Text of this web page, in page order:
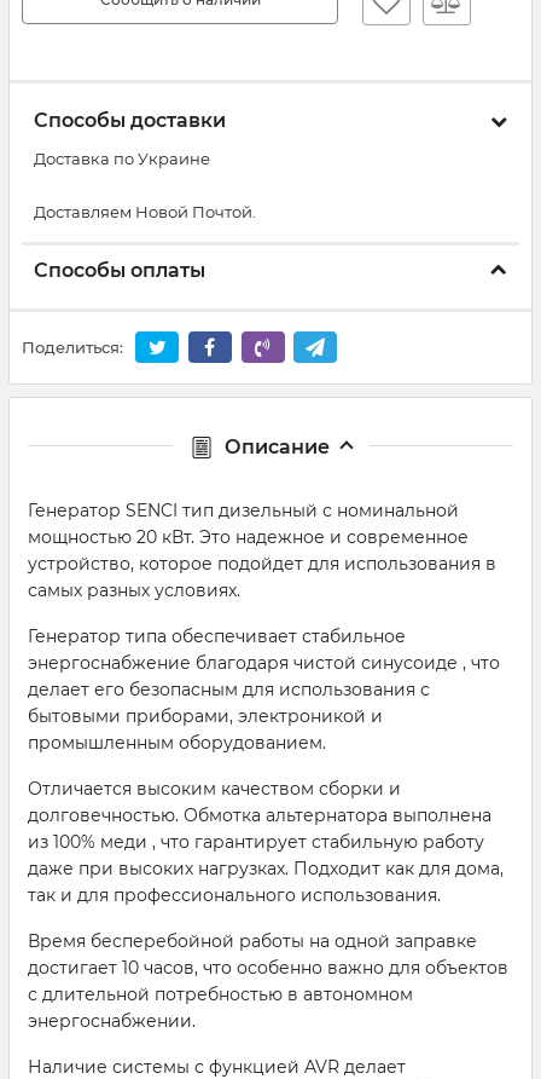
Способы доставки
Доставка по Украине
Доставляем Новой Почтой.
Способы оплаты
Поделиться:
Описание
Генератор SENCI тип дизельный с номинальной
мощностью 20 кВт. Это надежное и современное
устройство, которое подойдет для использования в
самых разных условиях.
Генератор типа обеспечивает стабильное
энергоснабжение благодаря чистой синусоиде , что
делает его безопасным для использования с
бытовыми приборами, электроникой и
промышленным оборудованием.
Отличается высоким качеством сборки и
долговечностью. Обмотка альтернатора выполнена
из 100% меди , что гарантирует стабильную работу
даже при высоких нагрузках. Подходит как для дома,
так и для профессионального использования.
Время бесперебойной работы на одной заправке
достигает 10 часов, что особенно важно для объектов
с длительной потребностью в автономном
энергоснабжении.
Наличие системы с функцией AVR делает